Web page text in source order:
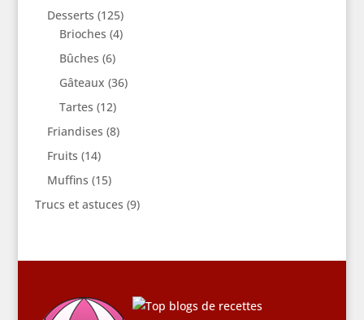
Desserts (125)
Brioches (4)
Bûches (6)
Gâteaux (36)
Tartes (12)
Friandises (8)
Fruits (14)
Muffins (15)
Trucs et astuces (9)